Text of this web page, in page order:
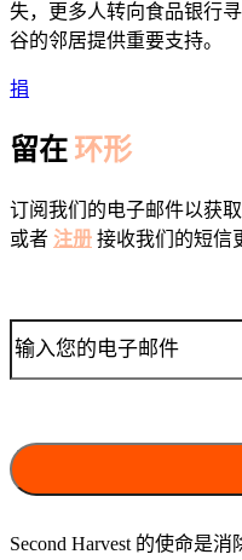
失，更多人转向食品银行
谷的邻居提供重要支持。
捐
留在 环形
订阅我们的电子邮件以获
或者 注册 接收我们的短信
Second Harvest 的使命是消